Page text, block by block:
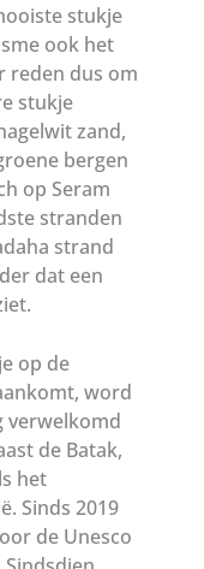
stukje
ook het
reden dus om
stukje
zand,
bergen
op Seram
stranden
strand
dat een
op de
word
verwelkomd
de Batak,
het
Sinds 2019
de Unesco